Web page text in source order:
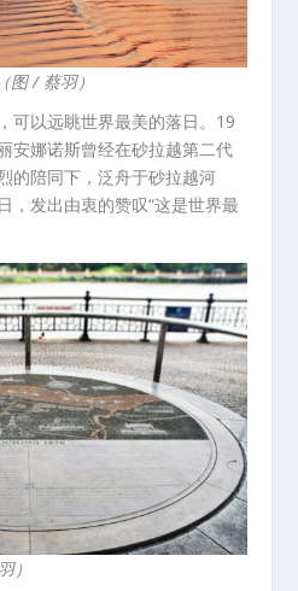
图 / 蔡羽）
可以远眺世界最美的落日。19
安娜诺斯曾经在砂拉越第二代
的陪同下，泛舟于砂拉越河
，发出由衷的赞叹“这是世界最
）